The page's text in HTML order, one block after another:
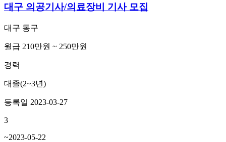
대구 의공기사/의료장비 기사 모집
대구 동구
월급 210만원 ~ 250만원
경력
대졸(2~3년)
등록일 2023-03-27
3
~2023-05-22